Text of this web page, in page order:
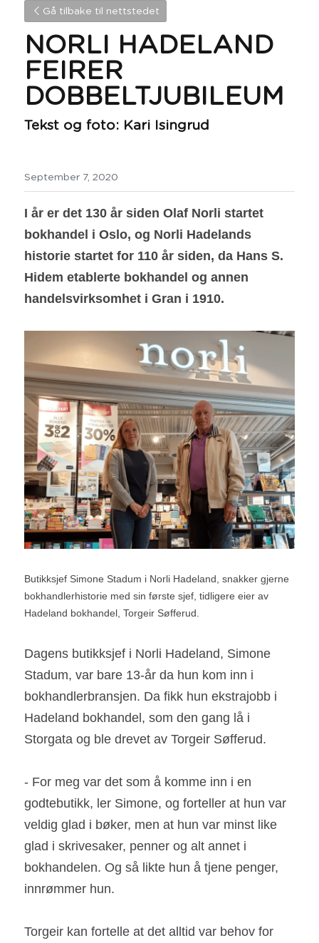
Gå tilbake til nettstedet
NORLI HADELAND
FEIRER
DOBBELTJUBILEUM
Tekst og foto: Kari Isingrud
September 7, 2020
I år er det 130 år siden Olaf Norli startet
bokhandel i Oslo, og Norli Hadelands
historie startet for 110 år siden, da Hans S.
Hidem etablerte bokhandel og annen
handelsvirksomhet i Gran i 1910.
Butikksjef Simone Stadum i Norli Hadeland, snakker gjerne
bokhandlerhistorie med sin første sjef, tidligere eier av
Hadeland bokhandel, Torgeir Søfferud.
Dagens butikksjef i Norli Hadeland, Simone
Stadum, var bare 13-år da hun kom inn i
bokhandlerbransjen. Da fikk hun ekstrajobb i
Hadeland bokhandel, som den gang lå i
Storgata og ble drevet av Torgeir Søfferud.
- For meg var det som å komme inn i en
godtebutikk, ler Simone, og forteller at hun var
veldig glad i bøker, men at hun var minst like
glad i skrivesaker, penner og alt annet i
bokhandelen. Og så likte hun å tjene penger,
innrømmer hun.
Torgeir kan fortelle at det alltid var behov for